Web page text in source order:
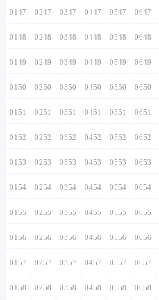
0147 0247 0347 0447 0547 0647
0148 0248 0348 0448 0548 0648
0149 0249 0349 0449 0549 0649
0150 0250 0350 0450 0550 0650
0151 0251 0351 0451 0551 0651
0152 0252 0352 0452 0552 0652
0153 0253 0353 0453 0553 0653
0154 0254 0354 0454 0554 0654
0155 0255 0355 0455 0555 0655
0156 0256 0356 0456 0556 0656
0157 0257 0357 0457 0557 0657
0158 0258 0358 0458 0558 0658